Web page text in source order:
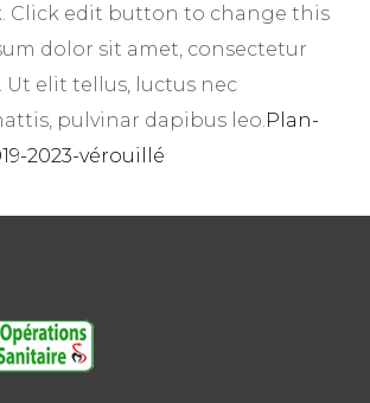
Click edit button to change this
dolor sit amet, consectetur
elit tellus, luctus nec
pulvinar dapibus leo. Plan-
2023-vérouillé